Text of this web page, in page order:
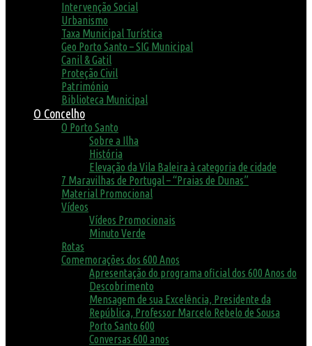
Intervenção Social
Urbanismo
Taxa Municipal Turística
Geo Porto Santo – SIG Municipal
Canil & Gatil
Proteção Civil
Património
Biblioteca Municipal
O Concelho
O Porto Santo
Sobre a Ilha
História
Elevação da Vila Baleira à categoria de cidade
7 Maravilhas de Portugal – “Praias de Dunas”
Material Promocional
Vídeos
Vídeos Promocionais
Minuto Verde
Rotas
Comemorações dos 600 Anos
Apresentação do programa oficial dos 600 Anos do
Descobrimento
Mensagem de sua Excelência, Presidente da
República, Professor Marcelo Rebelo de Sousa
Porto Santo 600
Conversas 600 anos